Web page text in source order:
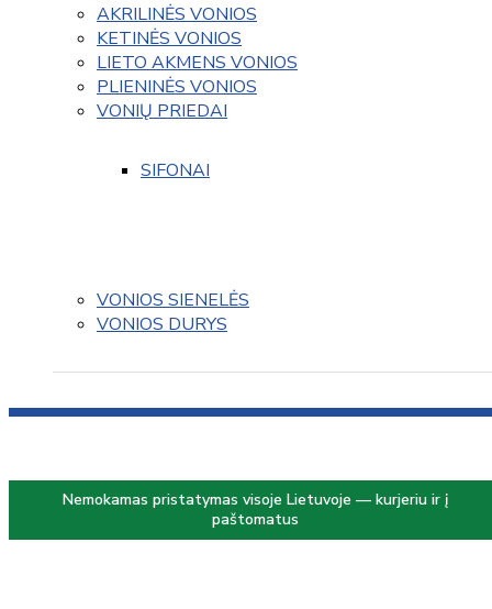
AKRILINĖS VONIOS
KETINĖS VONIOS
LIETO AKMENS VONIOS
PLIENINĖS VONIOS
VONIŲ PRIEDAI
SIFONAI
VONIOS SIENELĖS
VONIOS DURYS
Nemokamas pristatymas visoje Lietuvoje — kurjeriu ir į
paštomatus